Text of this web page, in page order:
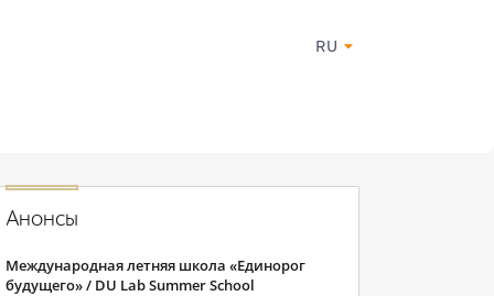
RU
Анонсы
Международная летняя школа «Единорог
будущего» / DU Lab Summer School